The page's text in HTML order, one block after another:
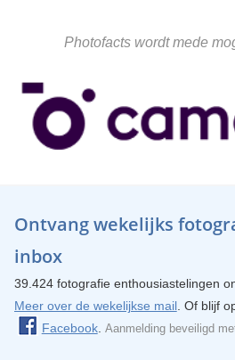
Photofacts wordt mede
Ontvang wekelijks
inbox
39.424 fotografie enthousiastelingen
Meer over de wekelijkse mail. Of blijf
Facebook. Aanmelding beveiligd